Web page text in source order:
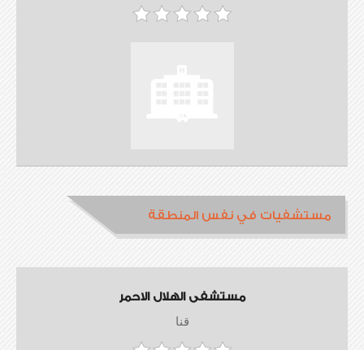
مستشفيات في نفس المنطقة
مستشفى الهلال الاحمر
قنا